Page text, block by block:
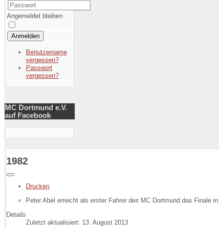
Angemeldet bleiben
Anmelden
Benutzername
vergessen?
Passwort
vergessen?
MC Dortmund e.V.
auf Facebook
1982
Drucken
Peter Abel erreicht als erster Fahrer des MC Dortmund das Finale
Details
Zuletzt aktualisiert: 13. August 2013